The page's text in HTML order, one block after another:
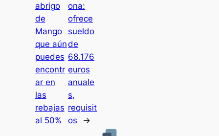
abrigo
de
Mango
que aún
puedes
encontr
ar en
las
rebajas
al 50%
ona:
ofrece
sueldo
de
68.176
euros
anuale
s,
requisit
os
→